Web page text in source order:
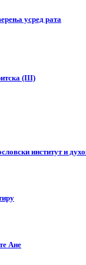
усред рата
(III)
институт и
Ане